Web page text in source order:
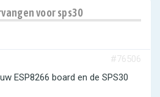
voor sps30
#76506
ESP8266 board en de SPS30